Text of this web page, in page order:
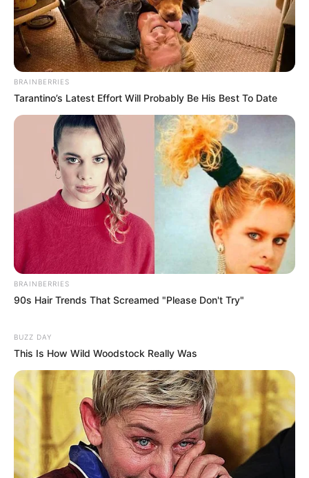
BRAINBERRIES
Tarantino’s Latest Effort Will Probably Be His Best To Date
BRAINBERRIES
90s Hair Trends That Screamed "Please Don't Try"
BUZZ DAY
This Is How Wild Woodstock Really Was